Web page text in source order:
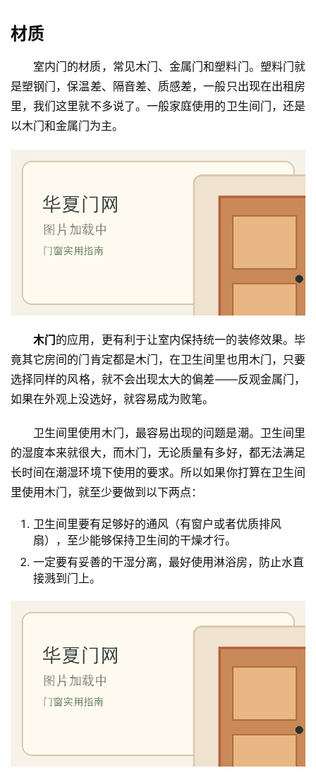
门
卫
门
铸
门
套
安
安
装
维
业
材质
室内门的材质，常见木门、金属门和塑料门。塑料门就
是塑钢门，保温差、隔音差、质感差，一般只出现在出租房
里，我们这里就不多说了。一般家庭使用的卫生间门，还是
以木门和金属门为主。
木门的应用，更有利于让室内保持统一的装修效果。毕
竟其它房间的门肯定都是木门，在卫生间里也用木门，只要
选择同样的风格，就不会出现太大的偏差——反观金属门，
如果在外观上没选好，就容易成为败笔。
卫生间里使用木门，最容易出现的问题是潮。卫生间里
的湿度本来就很大，而木门，无论质量有多好，都无法满足
长时间在潮湿环境下使用的要求。所以如果你打算在卫生间
里使用木门，就至少要做到以下两点：
卫生间里要有足够好的通风（有窗户或者优质排风
扇），至少能够保持卫生间的干燥才行。
一定要有妥善的干湿分离，最好使用淋浴房，防止水直
接溅到门上。